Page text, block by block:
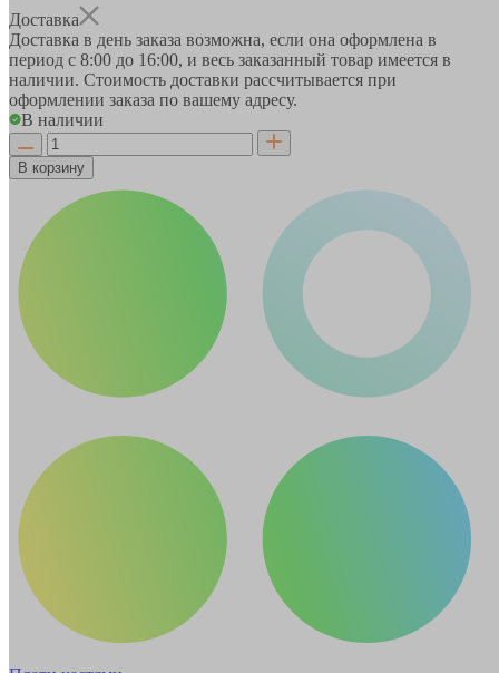
Доставка
Доставка в день заказа возможна, если она оформлена в
период с 8:00 до 16:00, и весь заказанный товар имеется в
наличии. Стоимость доставки рассчитывается при
оформлении заказа по вашему адресу.
В наличии
В корзину